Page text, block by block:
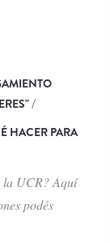
/
HACER PARA
la UCR? Aquí
podés